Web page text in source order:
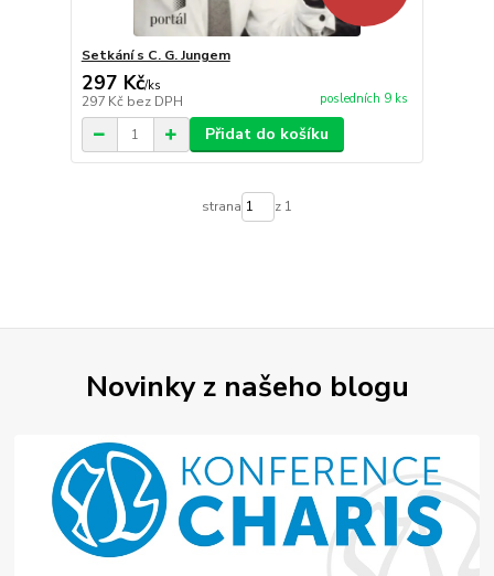
Setkání s C. G. Jungem
297 Kč/ks
297 Kč bez DPH posledních 9 ks
Přidat do košíku
strana z 1
Novinky z našeho blogu